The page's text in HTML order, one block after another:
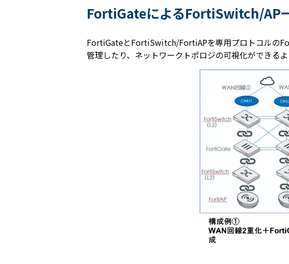
FortiGateによるFortiSwitch/AP
FortiGateとFortiSwitch/FortiAPを専用プロトコルの
管理したり、ネットワークトポロジの可視化ができる